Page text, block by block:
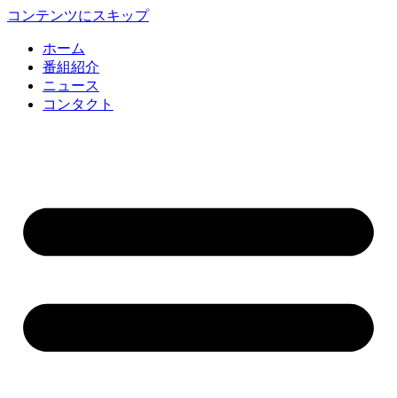
コンテンツにスキップ
ホーム
番組紹介
ニュース
コンタクト